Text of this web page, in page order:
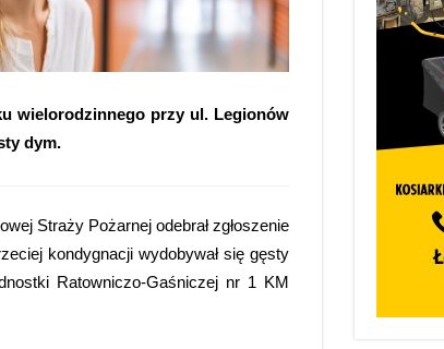
wielorodzinnego przy ul. Legionów
dym.
Straży Pożarnej odebrał zgłoszenie
kondygnacji wydobywał się gęsty
Ratowniczo-Gaśniczej nr 1 KM